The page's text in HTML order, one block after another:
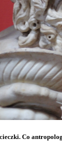
Co